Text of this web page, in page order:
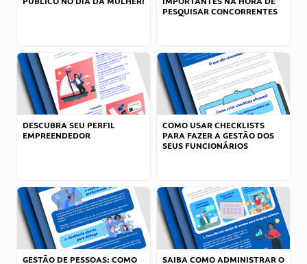
PESQUISAR CONCORRENTES
DESCUBRA SEU PERFIL
EMPREENDEDOR
COMO USAR CHECKLISTS
PARA FAZER A GESTÃO DOS
SEUS FUNCIONÁRIOS
GESTÃO DE PESSOAS: COMO
SAIBA COMO ADMINISTRAR O